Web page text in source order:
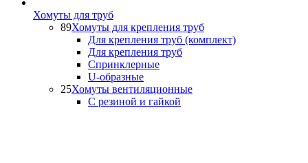
Хомуты для труб
89Хомуты для крепления труб
Для крепления труб (комплект)
Для крепления труб
Спринклерные
U-образные
25Хомуты вентиляционные
С резиной и гайкой